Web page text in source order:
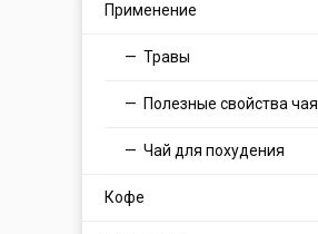
Применение
Травы
Полезные свойства чая
Чай для похудения
Кофе